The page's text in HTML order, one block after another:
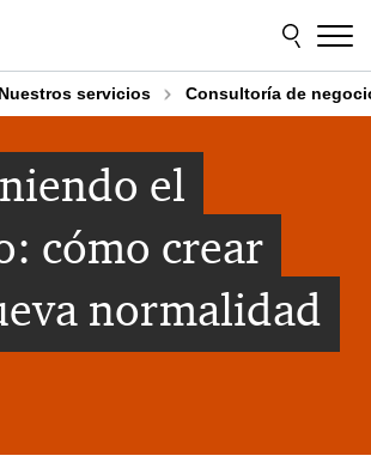
Nuestros servicios Consultoría de
el
cómo crear
normalidad